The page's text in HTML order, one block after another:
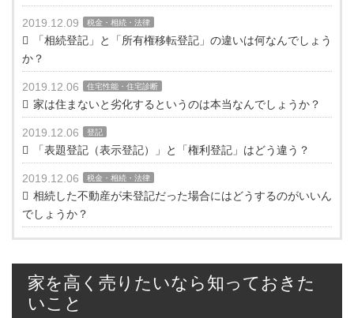
2019.12.09 税金・相続・法律
「相続登記」と「所有権移転登記」の違いは何なんでしょう
か？
2019.12.06 住宅性能・住宅診断
家は住まないと劣化するというのは本当なんでしょうか？
2019.12.06 登記
「表題登記（表示登記）」と「権利登記」はどう違う？
2019.12.06 税金・相続・法律
相続した不動産が未登記だった場合にはどうするのがいいん
でしょうか？
家を高く売りたいなら知っておきた
いこと